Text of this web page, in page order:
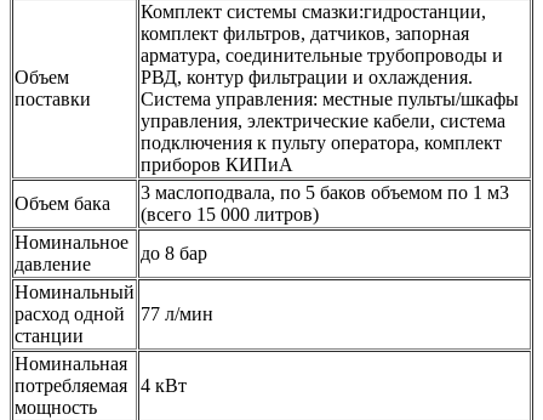
Объем
поставки
Комплект системы смазки:гидростанции,
комплект фильтров, датчиков, запорная
арматура, соединительные трубопроводы и
РВД, контур фильтрации и охлаждения.
Система управления: местные пульты/шкафы
управления, электрические кабели, система
подключения к пульту оператора, комплект
приборов КИПиА
Объем бака
3 маслоподвала, по 5 баков объемом по 1 м3
(всего 15 000 литров)
Номинальное
давление
до 8 бар
Номинальный
расход одной
станции
77 л/мин
Номинальная
потребляемая
мощность
4 кВт